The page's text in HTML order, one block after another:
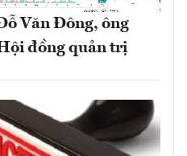
Văn Đông, ông
đồng quản trị